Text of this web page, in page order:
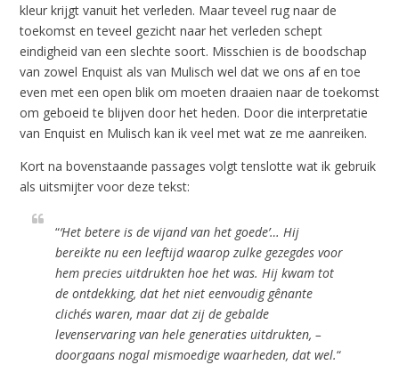
kleur krijgt vanuit het verleden. Maar teveel rug naar de
toekomst en teveel gezicht naar het verleden schept
eindigheid van een slechte soort. Misschien is de boodschap
van zowel Enquist als van Mulisch wel dat we ons af en toe
even met een open blik om moeten draaien naar de toekomst
om geboeid te blijven door het heden. Door die interpretatie
van Enquist en Mulisch kan ik veel met wat ze me aanreiken.
Kort na bovenstaande passages volgt tenslotte wat ik gebruik
als uitsmijter voor deze tekst:
“‘Het betere is de vijand van het goede’… Hij
bereikte nu een leeftijd waarop zulke gezegdes voor
hem precies uitdrukten hoe het was. Hij kwam tot
de ontdekking, dat het niet eenvoudig gênante
clichés waren, maar dat zij de gebalde
levenservaring van hele generaties uitdrukten, –
doorgaans nogal mismoedige waarheden, dat wel.“